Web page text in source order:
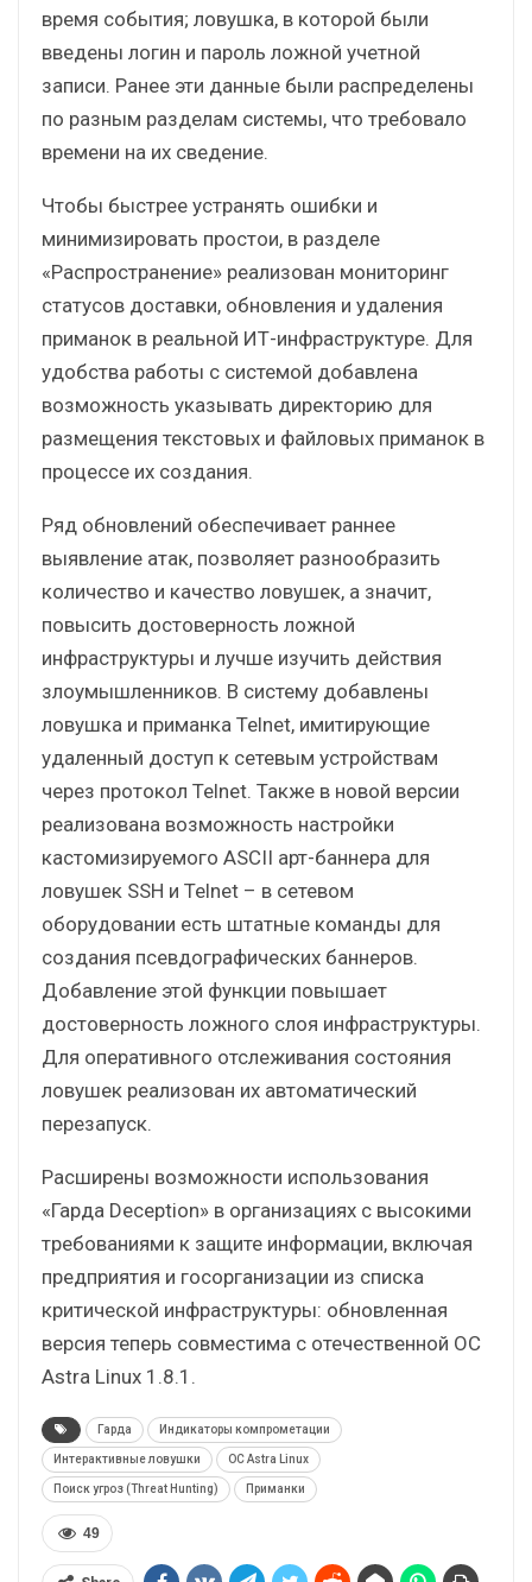
время события; ловушка, в которой были
введены логин и пароль ложной учетной
записи. Ранее эти данные были распределены
по разным разделам системы, что требовало
времени на их сведение.
Чтобы быстрее устранять ошибки и
минимизировать простои, в разделе
«Распространение» реализован мониторинг
статусов доставки, обновления и удаления
приманок в реальной ИТ-инфраструктуре. Для
удобства работы с системой добавлена
возможность указывать директорию для
размещения текстовых и файловых приманок в
процессе их создания.
Ряд обновлений обеспечивает раннее
выявление атак, позволяет разнообразить
количество и качество ловушек, а значит,
повысить достоверность ложной
инфраструктуры и лучше изучить действия
злоумышленников. В систему добавлены
ловушка и приманка Telnet, имитирующие
удаленный доступ к сетевым устройствам
через протокол Telnet. Также в новой версии
реализована возможность настройки
кастомизируемого ASCII арт-баннера для
ловушек SSH и Telnet – в сетевом
оборудовании есть штатные команды для
создания псевдографических баннеров.
Добавление этой функции повышает
достоверность ложного слоя инфраструктуры.
Для оперативного отслеживания состояния
ловушек реализован их автоматический
перезапуск.
Расширены возможности использования
«Гарда Deception» в организациях с высокими
требованиями к защите информации, включая
предприятия и госорганизации из списка
критической инфраструктуры: обновленная
версия теперь совместима с отечественной ОС
Astra Linux 1.8.1.
Гарда Индикаторы компрометации
Интерактивные ловушки ОС Astra Linux
Поиск угроз (Threat Hunting) Приманки
49